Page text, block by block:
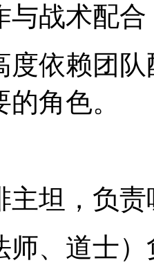
与战术配合
度依赖团
角色。
主坦，负
师、道士